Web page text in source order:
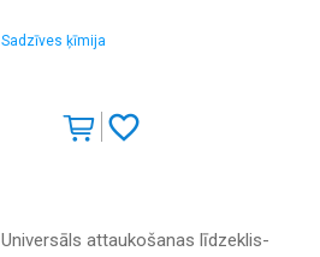
Sadzīves ķīmija
Universāls attaukošanas līdzeklis-